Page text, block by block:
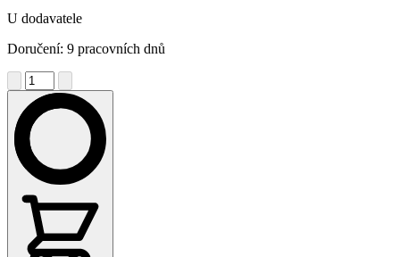
U dodavatele
Doručení: 9 pracovních dnů